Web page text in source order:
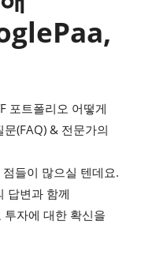
포트폴리오 어떻게
(FAQ) & 전문가의
들이 많으실 텐데요.
답변과 함께
자에 대한 확신을